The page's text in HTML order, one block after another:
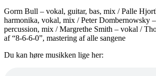
Gorm Bull – vokal, guitar, bas, mix / Palle
harmonika, vokal, mix / Peter Dombernowsky
percussion, mix / Margrethe Smith – vokal /
af “8-6-6-0”, mastering af alle sangene
Du kan høre musikken lige her: